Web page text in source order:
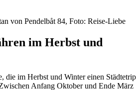
von Pendelbåt 84, Foto: Reise-Liebe
im Herbst und
die im Herbst und Winter einen Städtetrip
Anfang Oktober und Ende März